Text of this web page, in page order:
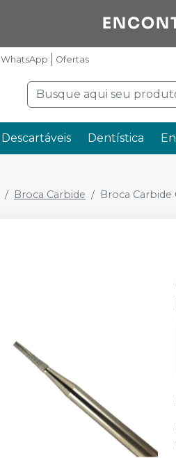
WhatsApp Ofertas
Descartáveis Dentística
Broca Carbide Broca Carbide